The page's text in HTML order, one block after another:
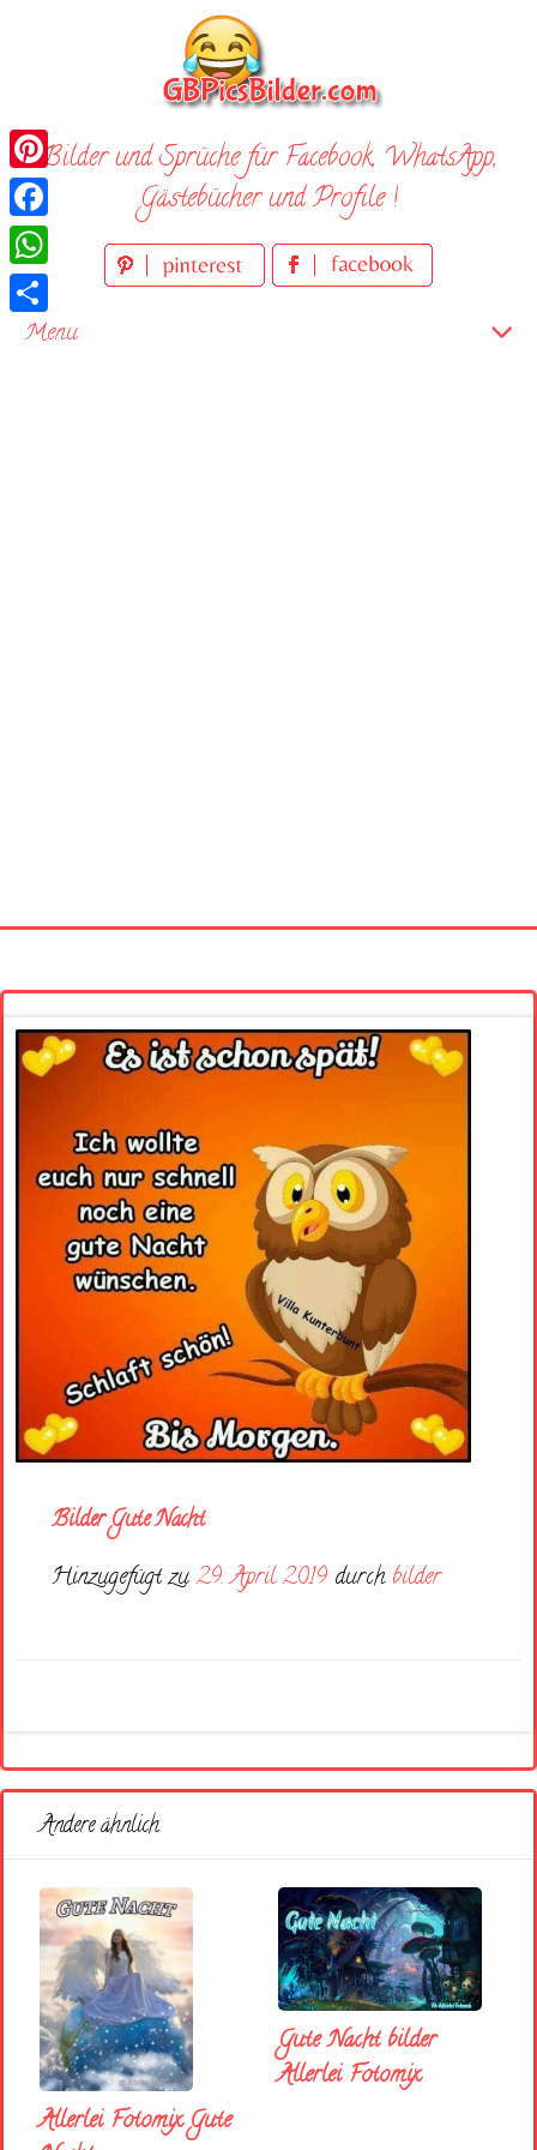
Bilder und Sprüche für Facebook, WhatsApp,
Gästebücher und Profile !
Menu
Bilder Gute Nacht
Hinzugefügt zu29. April 2019 durch bilder
Andere ähnlich
Allerlei Fotomix Gute
Gute Nacht bilder
Allerlei Fotomix
Pinterest
Facebook
WhatsApp
Teilen